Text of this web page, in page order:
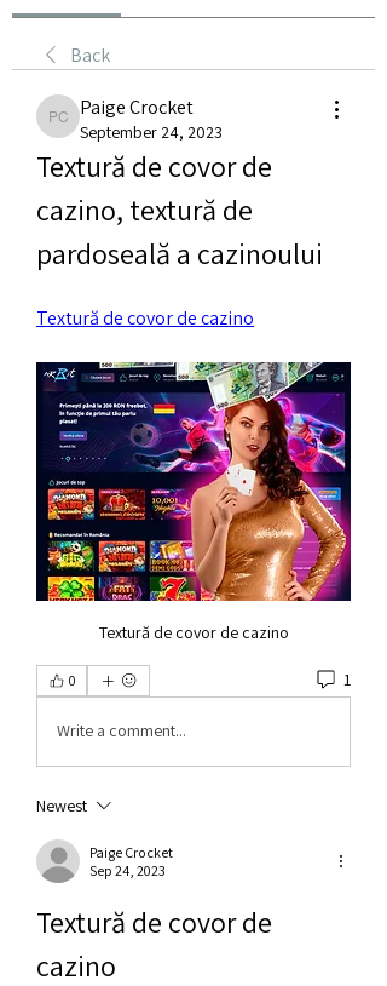
Back
Paige Crocket
Paige Crocket
September 24, 2023
Textură de covor de
cazino, textură de
pardoseală a cazinoului
Textură de covor de cazino
Textură de covor de cazino
0 1
Write a comment...
Newest
Paige Crocket
Sep 24, 2023
Textură de covor de
cazino